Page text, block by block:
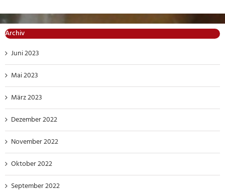
Archiv
Juni 2023
Mai 2023
März 2023
Dezember 2022
November 2022
Oktober 2022
September 2022